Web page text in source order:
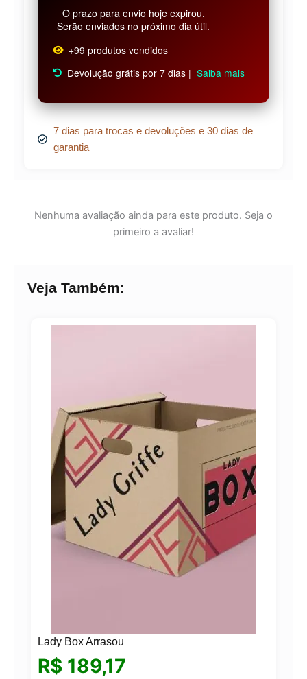
O prazo para envio hoje expirou.
Serão enviados no próximo dia útil.
+99 produtos vendidos
Devolução grátis por 7 dias | Saiba mais
7 dias para trocas e devoluções e 30 dias de
garantia
Nenhuma avaliação ainda para este produto. Seja o
primeiro a avaliar!
Veja Também:
Lady Box Arrasou
R$ 189,17